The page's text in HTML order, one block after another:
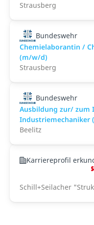
Strausberg
Bundeswehr
Chemielaborantin /
(m/w/d)
Strausberg
Bundeswehr
Ausbildung zur/ zum
Industriemechaniker
Beelitz
Karriereprofil
Schill+Seilacher